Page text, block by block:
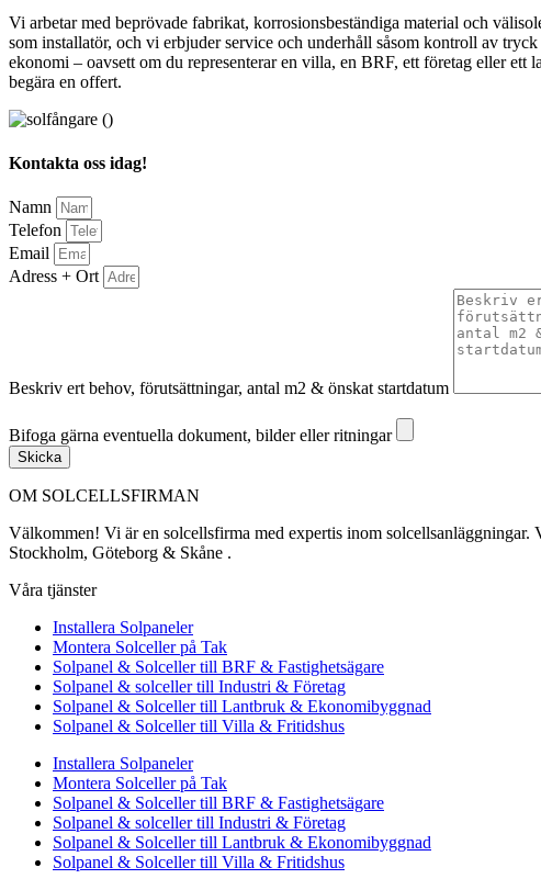
Vi arbetar med beprövade fabrikat, korrosionsbeständiga material och
som installatör, och vi erbjuder service och underhåll såsom kontroll av
ekonomi – oavsett om du representerar en villa, en BRF, ett företag eller
begära en offert.
Kontakta oss idag!
Namn
Telefon
Email
Adress + Ort
Beskriv ert behov, förutsättningar, antal m2 & önskat startdatum
Bifoga gärna eventuella dokument, bilder eller ritningar
Skicka
OM SOLCELLSFIRMAN
Välkommen! Vi är en solcellsfirma med expertis inom solcellsanläggningar.
Stockholm, Göteborg & Skåne .
Våra tjänster
Installera Solpaneler
Montera Solceller på Tak
Solpanel & Solceller till BRF & Fastighetsägare
Solpanel & solceller till Industri & Företag
Solpanel & Solceller till Lantbruk & Ekonomibyggnad
Solpanel & Solceller till Villa & Fritidshus
Installera Solpaneler
Montera Solceller på Tak
Solpanel & Solceller till BRF & Fastighetsägare
Solpanel & solceller till Industri & Företag
Solpanel & Solceller till Lantbruk & Ekonomibyggnad
Solpanel & Solceller till Villa & Fritidshus